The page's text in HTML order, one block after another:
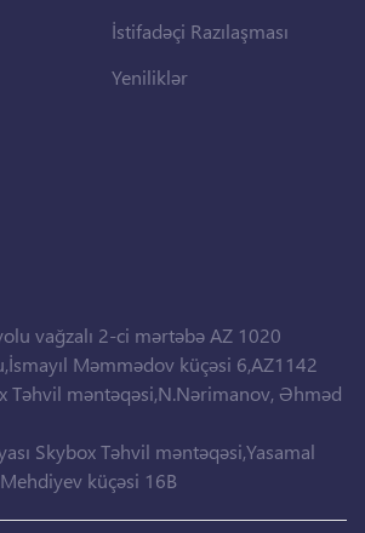
İstifadəçi Razılaşması
Yeniliklər
vağzalı 2-ci mərtəbə AZ 1020
Məmmədov küçəsi 6,AZ1142
Təhvil məntəqəsi,N.Nərimanov, Əhməd
Skybox Təhvil məntəqəsi,Yasamal
küçəsi 16B